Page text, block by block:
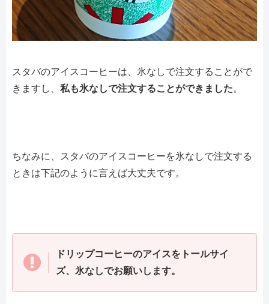
スタバのアイスコーヒーは、氷なしで注文することがで
きますし、 私も氷なしで注文することができました。
ちなみに、スタバのアイスコーヒーを氷なしで注文する
ときは下記のように言えば大丈夫です。
ドリップコーヒーのアイスをトールサイ
ズ、氷なしでお願いします。